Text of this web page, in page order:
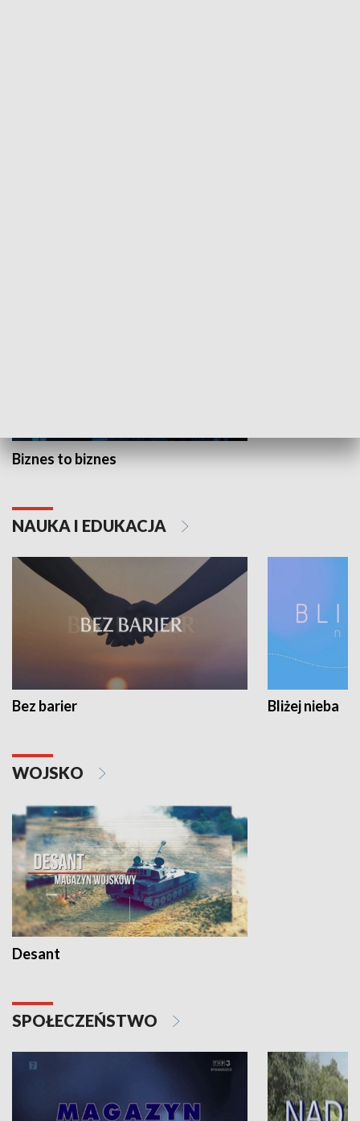
Biznes to biznes
NAUKA I EDUKACJA
Bez barier Bliżej nieba
WOJSKO
Desant
SPOŁECZEŃSTWO